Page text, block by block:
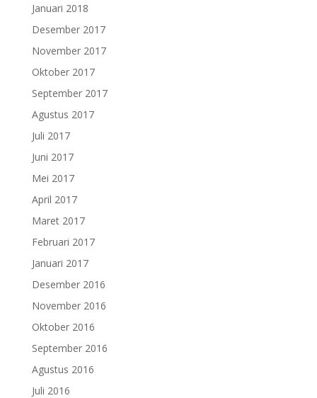
Januari 2018
Desember 2017
November 2017
Oktober 2017
September 2017
Agustus 2017
Juli 2017
Juni 2017
Mei 2017
April 2017
Maret 2017
Februari 2017
Januari 2017
Desember 2016
November 2016
Oktober 2016
September 2016
Agustus 2016
Juli 2016